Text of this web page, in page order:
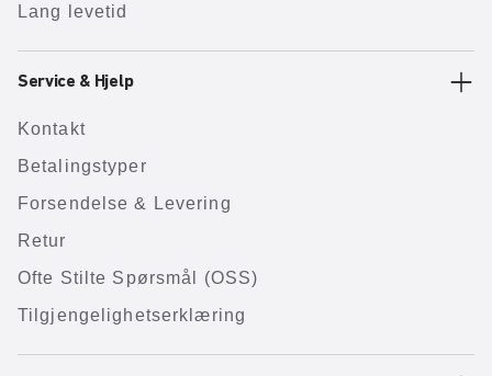
Lang levetid
Service & Hjelp
Kontakt
Betalingstyper
Forsendelse & Levering
Retur
Ofte Stilte Spørsmål (OSS)
Tilgjengelighetserklæring